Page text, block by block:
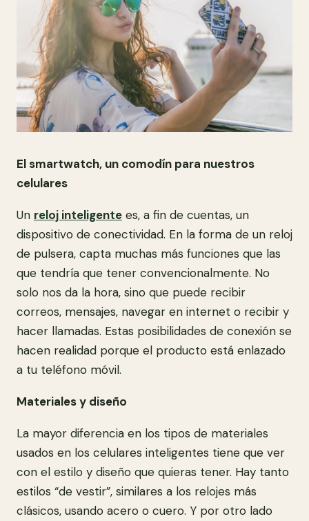
El smartwatch, un comodín para nuestros
celulares
Un reloj inteligente es, a fin de cuentas, un
dispositivo de conectividad. En la forma de un reloj
de pulsera, capta muchas más funciones que las
que tendría que tener convencionalmente. No
solo nos da la hora, sino que puede recibir
correos, mensajes, navegar en internet o recibir y
hacer llamadas. Estas posibilidades de conexión se
hacen realidad porque el producto está enlazado
a tu teléfono móvil.
Materiales y diseño
La mayor diferencia en los tipos de materiales
usados en los celulares inteligentes tiene que ver
con el estilo y diseño que quieras tener. Hay tanto
estilos “de vestir”, similares a los relojes más
clásicos, usando acero o cuero. Y por otro lado